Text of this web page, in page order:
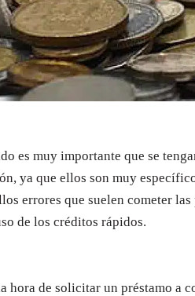
es muy importante que se
ya que ellos son muy
errores que suelen cometer las
de los créditos rápidos.
de solicitar un préstamo a